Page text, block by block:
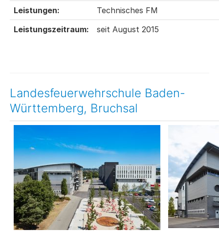
Leistungen:
Technisches FM
Leistungszeitraum:
seit August 2015
Landesfeuerwehrschule Baden-
Württemberg, Bruchsal